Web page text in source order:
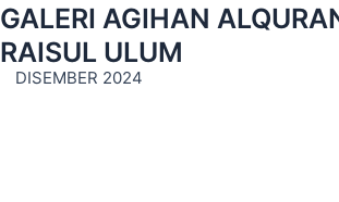
GALERI AGIHAN
RAISUL ULUM
DISEMBER 2024